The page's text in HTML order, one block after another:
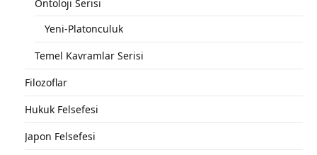
Ontoloji Serisi
Yeni-Platonculuk
Temel Kavramlar Serisi
Filozoflar
Hukuk Felsefesi
Japon Felsefesi